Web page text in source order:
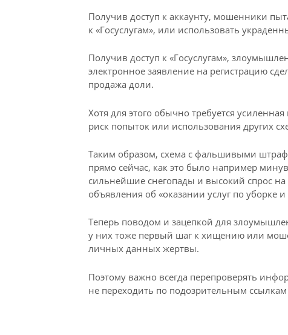
Получив доступ к аккаунту, мошенники
к «Госуслугам», или использовать
Получив доступ к «Госуслугам»,
электронное заявление на регистрацию
продажа доли.
Хотя для этого обычно требуется
риск попыток или использования других
Таким образом, схема с фальшивыми
прямо сейчас, как это было например
сильнейшие снегопады и высокий спрос на
объявления об «оказании услуг по уборке и
Теперь поводом и зацепкой для
у них тоже первый шаг к хищению или
личных данных жертвы.
Поэтому важно всегда перепроверять
не переходить по подозрительным